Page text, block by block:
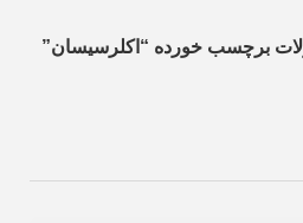
برچسب خورده “اکلرسیسان”